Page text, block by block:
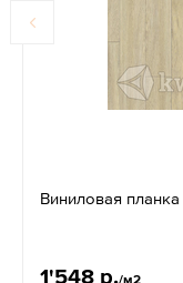
Виниловая
1'548 р.